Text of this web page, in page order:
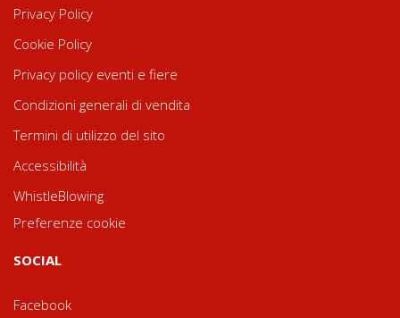
Privacy Policy
Cookie Policy
Privacy policy eventi e fiere
Condizioni generali di vendita
Termini di utilizzo del sito
Accessibilità
WhistleBlowing
Preferenze cookie
SOCIAL
Facebook